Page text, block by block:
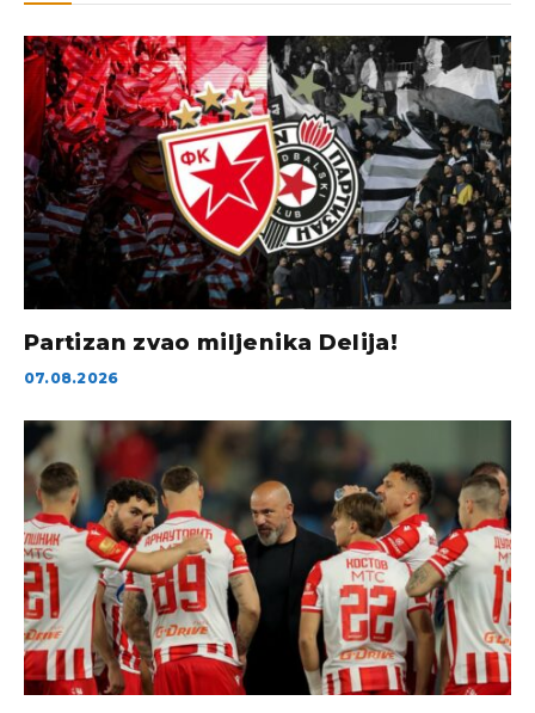
Partizan zvao miljenika Delija!
07.08.2026